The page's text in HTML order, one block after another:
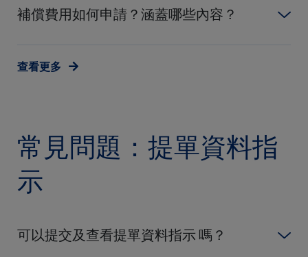
補償費用如何申請？涵蓋哪些內容？
查看更多
常見問題：提單資料指
示
可以提交及查看提單資料指示 嗎？